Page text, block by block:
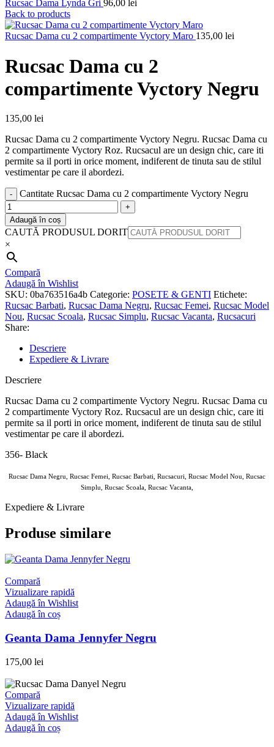
Rucsac Dama Lynda Gri 96,00 lei
Back to products
Rucsac Dama cu 2 compartimente Vyctory Maro 135,00 lei
Rucsac Dama cu 2
compartimente Vyctory Negru
135,00 lei
Rucsac Dama cu 2 compartimente Vyctory Negru. Rucsac Dama cu
2 compartimente Vyctory Roz. Rucsacul are un design chic, care iti
permite sa il porti in orice moment, indiferent de tinuta sau de stilul
vestimentar pe care il abordezi.
Cantitate Rucsac Dama cu 2 compartimente Vyctory Negru
Adaugă în coș
CAUTĂ PRODUSUL DORIT
×
Compară
Adaugă în Wishlist
SKU: 0ba763516a4b Categorie: POSETE & GENTI Etichete:
Rucsac Barbati, Rucsac Dama Negru, Rucsac Femei, Rucsac Model
Nou, Rucsac Scoala, Rucsac Simplu, Rucsac Vacanta, Rucsacuri
Share:
Descriere
Expediere & Livrare
Descriere
Rucsac Dama cu 2 compartimente Vyctory Negru. Rucsac Dama cu
2 compartimente Vyctory Roz. Rucsacul are un design chic, care iti
permite sa il porti in orice moment, indiferent de tinuta sau de stilul
vestimentar pe care il abordezi.
356- Black
Rucsac Dama Negru, Rucsac Femei, Rucsac Barbati, Rucsacuri, Rucsac Model Nou, Rucsac
Simplu, Rucsac Scoala, Rucsac Vacanta,
Expediere & Livrare
Produse similare
Compară
Vizualizare rapidă
Adaugă în Wishlist
Adaugă în coș
Geanta Dama Jennyfer Negru
175,00 lei
Compară
Vizualizare rapidă
Adaugă în Wishlist
Adaugă în coș